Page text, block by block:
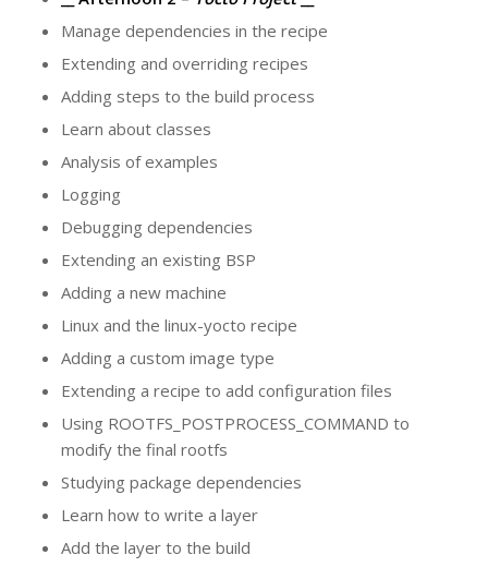
Manage dependencies in the recipe
Extending and overriding recipes
Adding steps to the build process
Learn about classes
Analysis of examples
Logging
Debugging dependencies
Extending an existing BSP
Adding a new machine
Linux and the linux-yocto recipe
Adding a custom image type
Extending a recipe to add configuration files
Using ROOTFS_POSTPROCESS_COMMAND to
modify the final rootfs
Studying package dependencies
Learn how to write a layer
Add the layer to the build